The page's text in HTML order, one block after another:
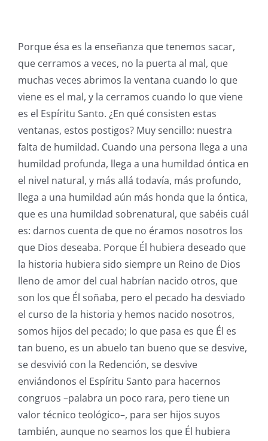
Porque ésa es la enseñanza que tenemos sacar,
que cerramos a veces, no la puerta al mal, que
muchas veces abrimos la ventana cuando lo que
viene es el mal, y la cerramos cuando lo que viene
es el Espíritu Santo. ¿En qué consisten estas
ventanas, estos postigos? Muy sencillo: nuestra
falta de humildad. Cuando una persona llega a una
humildad profunda, llega a una humildad óntica en
el nivel natural, y más allá todavía, más profundo,
llega a una humildad aún más honda que la óntica,
que es una humildad sobrenatural, que sabéis cuál
es: darnos cuenta de que no éramos nosotros los
que Dios deseaba. Porque Él hubiera deseado que
la historia hubiera sido siempre un Reino de Dios
lleno de amor del cual habrían nacido otros, que
son los que Él soñaba, pero el pecado ha desviado
el curso de la historia y hemos nacido nosotros,
somos hijos del pecado; lo que pasa es que Él es
tan bueno, es un abuelo tan bueno que se desvive,
se desvivió con la Redención, se desvive
enviándonos el Espíritu Santo para hacernos
congruos –palabra un poco rara, pero tiene un
valor técnico teológico–, para ser hijos suyos
también, aunque no seamos los que Él hubiera